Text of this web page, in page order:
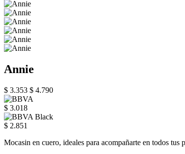
Annie
$ 3.353 $ 4.790
$ 3.018
$ 2.851
Mocasin en cuero, ideales para acompañarte en todos tus